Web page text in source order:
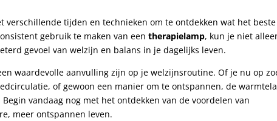
verschillende tijden en technieken om te ontdekken wat het beste
gebruik te maken van eentherapielamp, kun je niet
gevoel van welzijn en balans in je dagelijks leven.
waardevolle aanvulling zijn op je welzijnsroutine. Of je nu op
of gewoon een manier om te ontspannen, de
vandaag nog met het ontdekken van de voordelen van
meer ontspannen leven.